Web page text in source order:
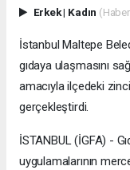
Erkek| Kadın
İstanbul Maltepe
gıdaya ulaşmasını
amacıyla ilçedeki
gerçekleştirdi.
İSTANBUL (İGFA) -
uygulamalarının